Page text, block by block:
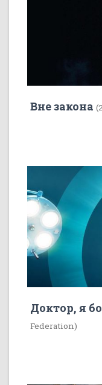
Вне закона
Доктор, я
Federation)